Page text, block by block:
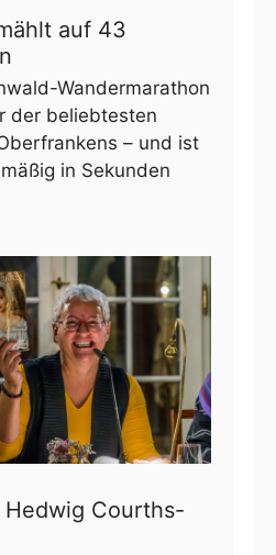
auf 43
Wandermarathon
der beliebtesten
– und ist
in Sekunden
Hedwig Courths-